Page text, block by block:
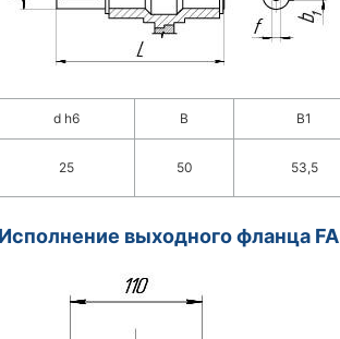
d h6 B B1
25 50 53,5
Исполнение выходного фланца FA